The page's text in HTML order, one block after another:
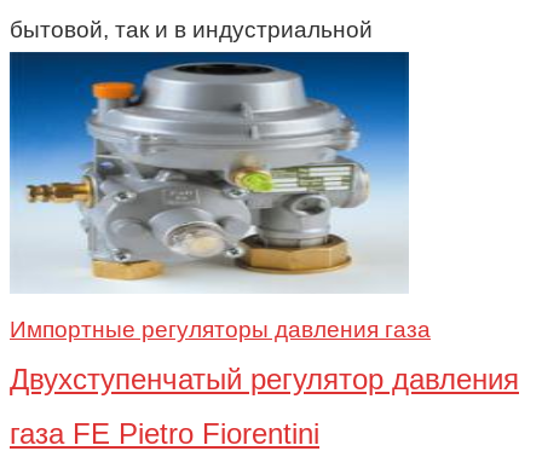
бытовой, так и в индустриальной
Импортные регуляторы давления газа
Двухступенчатый регулятор давления
газа FE Pietro Fiorentini